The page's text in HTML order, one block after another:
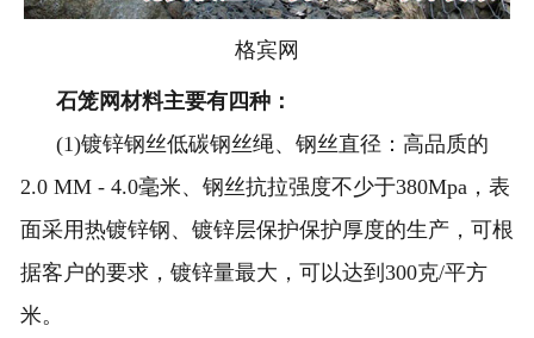
格宾网
石笼网材料主要有四种：
(1)镀锌钢丝低碳钢丝绳、钢丝直径：高品质的
2.0 MM - 4.0毫米、钢丝抗拉强度不少于380Mpa，表
面采用热镀锌钢、镀锌层保护保护厚度的生产，可根
据客户的要求，镀锌量最大，可以达到300克/平方
米。